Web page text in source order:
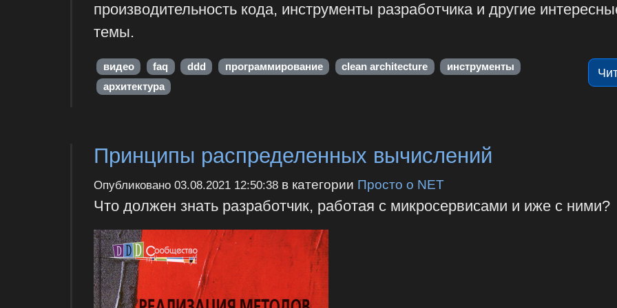
производительность кода, инструменты разработчика и другие
темы.
видео faq ddd программирование clean architecture
инструменты
архитектура
Принципы распределенных вычислений
Опубликовано 03.08.2021 12:50:38в категории Просто о NET
Что должен знать разработчик, работая с микросервисами и иже с ними?